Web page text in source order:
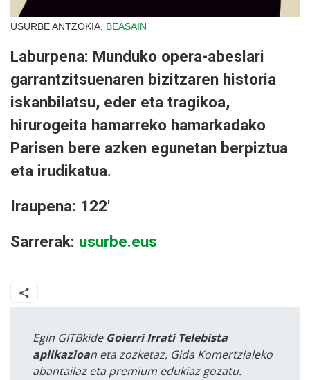
USURBE ANTZOKIA, BEASAIN
Laburpena: Munduko opera-abeslari
garrantzitsuenaren bizitzaren historia
iskanbilatsu, eder eta tragikoa,
hirurogeita hamarreko hamarkadako
Parisen bere azken egunetan berpiztua
eta irudikatua.
Iraupena: 122'
Sarrerak: usurbe.eus
Egin GITBkide Goierri Irrati Telebista
aplikazioan eta zozketaz, Gida Komertzialeko
abantailaz eta premium edukiaz gozatu.